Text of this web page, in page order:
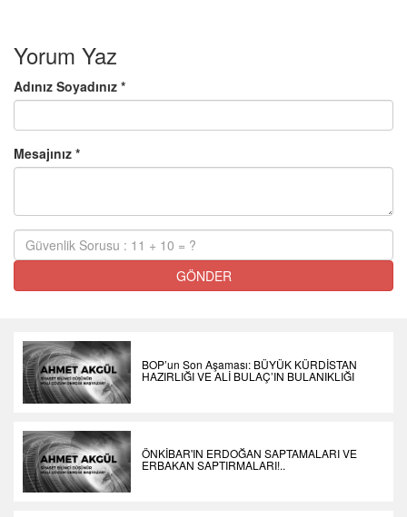
Yorum Yaz
Adınız Soyadınız *
Mesajınız *
GÖNDER
BOP’un Son Aşaması: BÜYÜK KÜRDİSTAN
HAZIRLIĞI VE ALİ BULAÇ’IN BULANIKLIĞI
ÖNKİBAR'IN ERDOĞAN SAPTAMALARI VE
ERBAKAN SAPTIRMALARI!..